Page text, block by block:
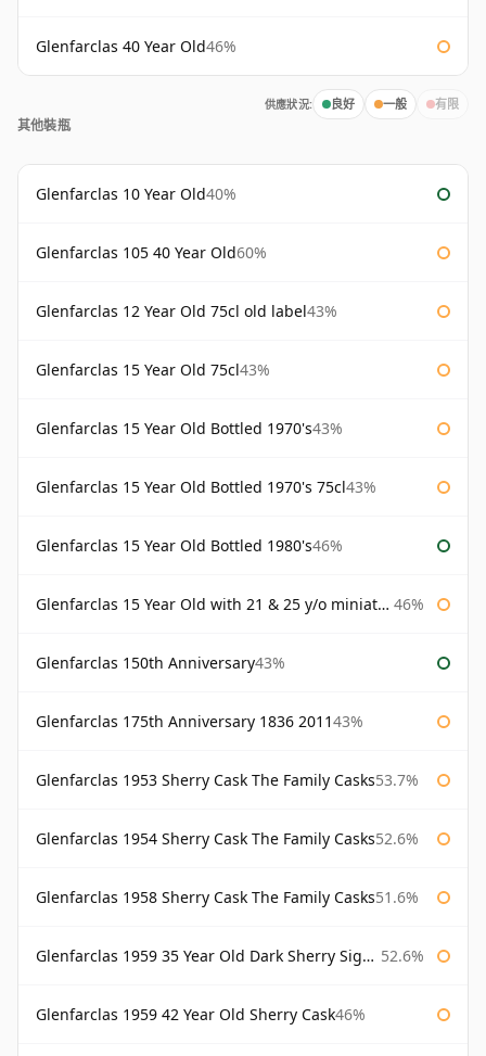
Glenfarclas 40 Year Old46%
供應狀況: 良好 一般 有限
其他裝瓶
Glenfarclas 10 Year Old40%
Glenfarclas 105 40 Year Old60%
Glenfarclas 12 Year Old 75cl old label43%
Glenfarclas 15 Year Old 75cl43%
Glenfarclas 15 Year Old Bottled 1970's43%
Glenfarclas 15 Year Old Bottled 1970's 75cl43%
Glenfarclas 15 Year Old Bottled 1980's46%
Glenfarclas 15 Year Old with 21 & 25 y/o miniatures 46%
Glenfarclas 150th Anniversary43%
Glenfarclas 175th Anniversary 1836 201143%
Glenfarclas 1953 Sherry Cask The Family Casks53.7%
Glenfarclas 1954 Sherry Cask The Family Casks52.6%
Glenfarclas 1958 Sherry Cask The Family Casks51.6%
Glenfarclas 1959 35 Year Old Dark Sherry Signatory 52.6%
Glenfarclas 1959 42 Year Old Sherry Cask46%